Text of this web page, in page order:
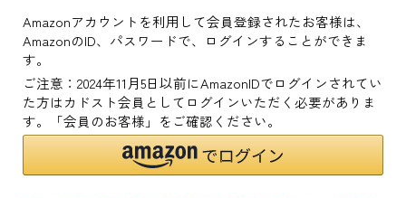
Amazonアカウントを利用して会員登録されたお客様は、
AmazonのID、パスワードで、ログインすることができま
す。
ご注意：2024年11月5日以前にAmazonIDでログインされてい
た方はカドスト会員としてログインいただく必要がありま
す。「会員のお客様」をご確認ください。